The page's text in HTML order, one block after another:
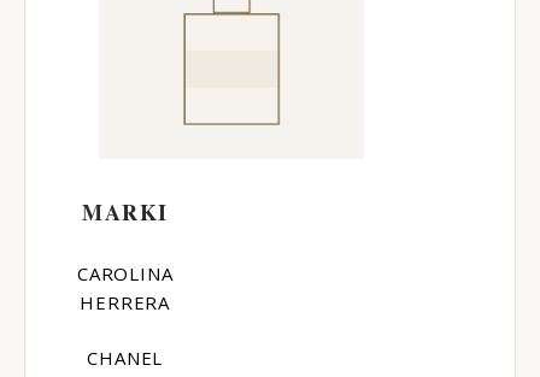
MARKI
CAROLINA
HERRERA
CHANEL